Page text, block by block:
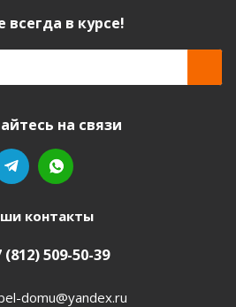
всегда в курсе!
на связи
контакты
(812) 509-50-39
domu@yandex.ru